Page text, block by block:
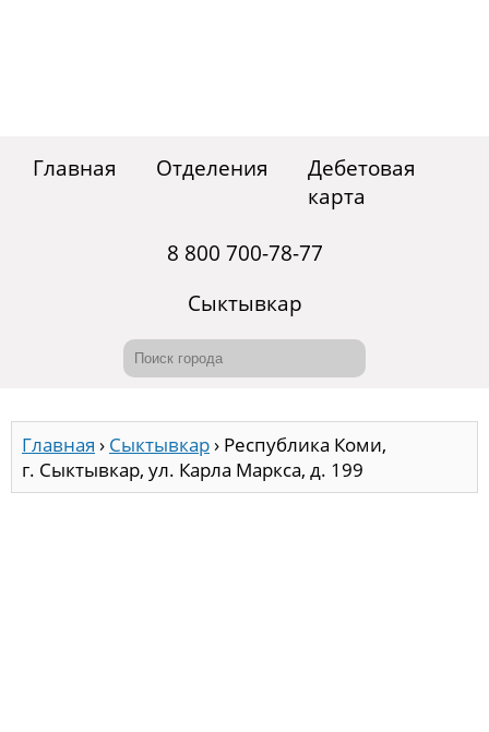
Главная Отделения
Дебетовая
карта
8 800 700-78-77
Сыктывкар
Главная › Сыктывкар› Республика Коми,
г. Сыктывкар, ул. Карла Маркса, д. 199